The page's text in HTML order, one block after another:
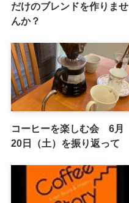
だけのブレンドを作りませ
んか？
コーヒーを楽しむ会 6月
20日（土）を振り返って